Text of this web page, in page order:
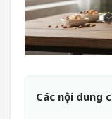
Các nội dung